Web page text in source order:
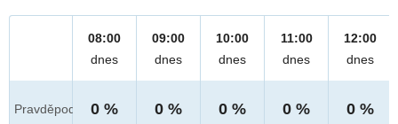
Pravděpod.
08:00
dnes
0 %
09:00
dnes
0 %
10:00
dnes
0 %
11:00
dnes
0 %
12:00
dnes
0 %